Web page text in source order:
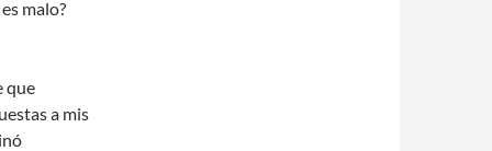
malo?
que
a mis